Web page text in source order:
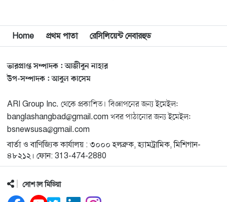
বিশ্বজুড়ে কূটনৈতিক পুনর্বিন্যাস, ৫ অঞ্চলে মিশন বন্ধ করছে
যুক্তরাষ্ট্র
১২
মিশিগানে ফ্রেন্ডস এন্ড ফ্যামিলির বনভোজনে প্রাণের উচ্ছ্বাস
১৩
মিশিগানে ডেমোক্র্যাটদের প্রাইমারিতে আল-সাইয়েদকে হারাতে
কেন এত মরিয়া ইসারায়েলি লবি এআইপ্যাক
১৪
মুনা দাওয়াহ কনফারেন্স ২০২৬ সম্পর্কে প্রেস ব্রিফিং
১৫
শেখ হাসিনার সঙ্গে সংবাদ সম্মেলনে থাকছেন সাকিব আল
১৬
Home প্রথম পাতা রেসিলিয়েন্ট নেবারহুড
ভারপ্রাপ্ত সম্পাদক : আজীবুন নাহার
উপ-সম্পাদক : আবুল কাসেম
ARI Group Inc. থেকে প্রকাশিত। বিজ্ঞাপনের জন্য ইমেইল:
banglashangbad@gmail.com খবর পাঠানোর জন্য ইমেইল:
bsnewsusa@gmail.com
বার্তা ও বাণিজ্যিক কার্যালয় : ৩০০০ হলব্রুক, হ্যামট্রামিক, মিশিগান-
৪৮২১২। ফোন: 313-474-2880
সোশ্যাল মিডিয়া